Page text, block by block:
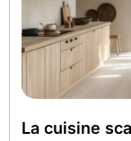
La cuisine